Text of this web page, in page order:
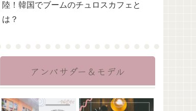
陸！韓国でブームのチュロスカフェと
は？
アンバサダー＆モデル